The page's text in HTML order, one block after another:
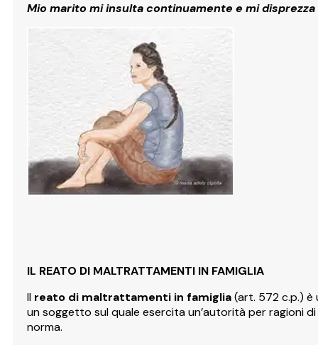
Mio marito mi insulta continuamente e mi
IL REATO DI MALTRATTAMENTI IN FAMIGLIA
Il reato di maltrattamenti in famiglia(art. 572 c.p.) è
un soggetto sul quale esercita un’autorità per ragioni
norma.